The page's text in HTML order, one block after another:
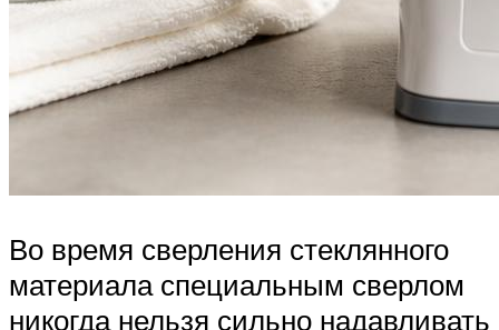
Во время сверления стеклянного
материала специальным сверлом
никогда нельзя сильно надавливать